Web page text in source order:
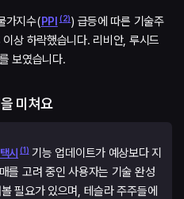
가지수(PPI (2)) 급등에 따른 기술주
상 하락했습니다. 리비안, 루시드
보였습니다.
미쳐요
시 (1)기능 업데이트가 예상보다 지
를 고려 중인 사용자는 기술 완성
필요가 있으며, 테슬라 주주들에